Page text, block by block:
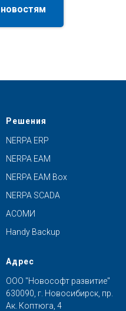
Решения
NERPA ERP
NERPA EAM
NERPA EAM Box
NERPA SCADA
АСОМИ
Handy Backup
Адрес
ООО "Новософт развитие"
630090, г. Новосибирск, пр.
Ак. Коптюга, 4